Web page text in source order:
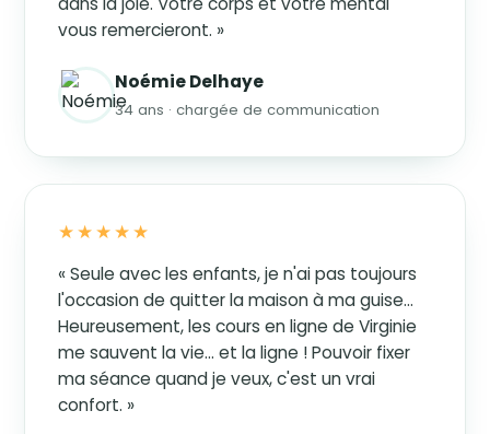
vous remercieront. »
Noémie Delhaye
34 ans · chargée de communication
★★★★★
« Seule avec les enfants, je n'ai pas toujours
l'occasion de quitter la maison à ma guise…
Heureusement, les cours en ligne de Virginie
me sauvent la vie… et la ligne ! Pouvoir fixer
ma séance quand je veux, c'est un vrai
confort. »